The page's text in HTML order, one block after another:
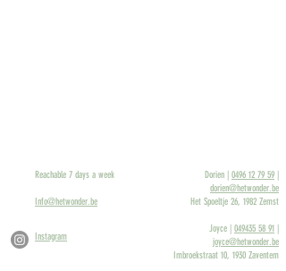
Dorien | 0496 12 79 59 |
dorien@hetwonder.be
Het Spoeltje 26, 1982 Zemst
Joyce | 049435 58 91 |
joyce@hetwonder.be
Imbroekstraat 10, 1930 Zaventem
Reachable 7 days a week
Info@hetwonder.be
Instagram